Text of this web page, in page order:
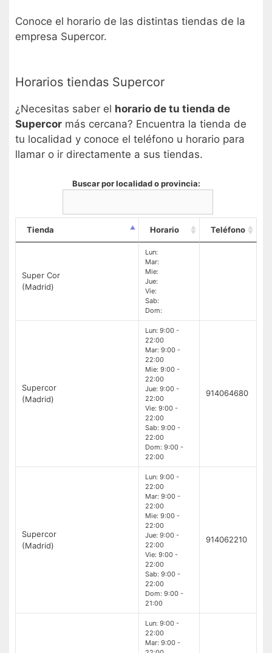
Conoce el horario de las distintas tiendas de la
empresa Supercor.
Horarios tiendas Supercor
¿Necesitas saber el horario de tu tienda de
Supercor más cercana? Encuentra la tienda de
tu localidad y conoce el teléfono u horario para
llamar o ir directamente a sus tiendas.
Buscar por localidad o provincia:
Tienda Horario Teléfono
Super Cor
(Madrid)
Lun:
Mar:
Mie:
Jue:
Vie:
Sab:
Dom:
Supercor
(Madrid)
Lun: 9:00 -
22:00
Mar: 9:00 -
22:00
Mie: 9:00 -
22:00
Jue: 9:00 -
22:00
Vie: 9:00 -
22:00
Sab: 9:00 -
22:00
Dom: 9:00 -
22:00
914064680
Supercor
(Madrid)
Lun: 9:00 -
22:00
Mar: 9:00 -
22:00
Mie: 9:00 -
22:00
Jue: 9:00 -
22:00
Vie: 9:00 -
22:00
Sab: 9:00 -
22:00
Dom: 9:00 -
21:00
914062210
Lun: 9:00 -
22:00
Mar: 9:00 -